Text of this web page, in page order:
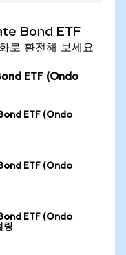
Bond ETF
환전해 보세요
ETF (Ondo
ETF (Ondo
ETF (Ondo
ETF (Ondo
링